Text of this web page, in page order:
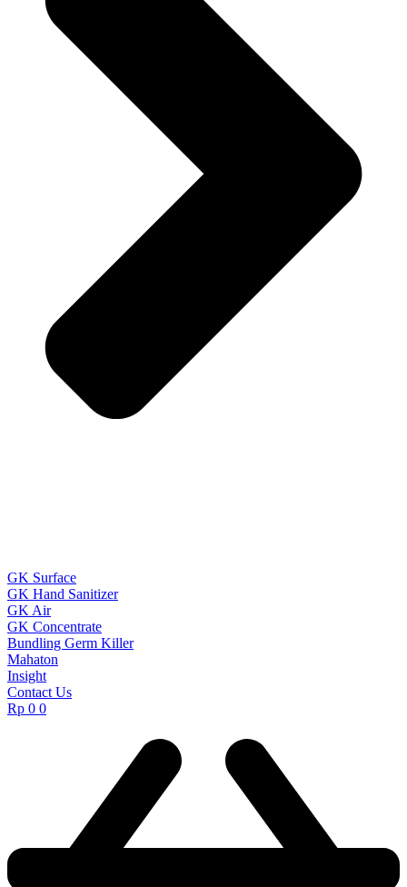
GK Surface
GK Hand Sanitizer
GK Air
GK Concentrate
Bundling Germ Killer
Mahaton
Insight
Contact Us
Rp 0 0